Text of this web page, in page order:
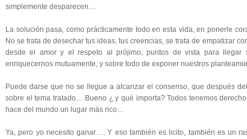
simplemente desparecen…
La solución pasa, como prácticamente todo en esta vida, en ponerle
No se trata de desechar tus ideas, tus creencias, se trata de empatizar
desde el amor y el respeto al prójimo, puntos de vista para
enriquecernos mutuamente, y sobre todo de exponer nuestros
Puede darse que no se llegue a alcanzar el consenso, que después
sobre el tema tratado… Bueno ¿ y qué importa? Todos tenemos
hace del mundo un lugar más rico…
Ya, pero yo necesito ganar…. Y eso también es licito, también es un